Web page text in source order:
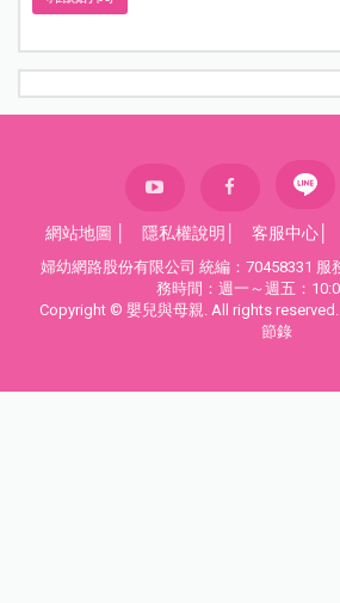
網站地圖 隱私權說明 客服中心
婦幼網路股份有限公司 統編：70458331 服
務時間：週一～週五：
Copyright © 嬰兒與母親. All rights
節錄